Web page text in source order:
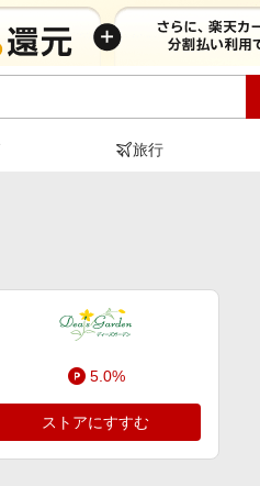
旅行
5.0%
ストアにすすむ